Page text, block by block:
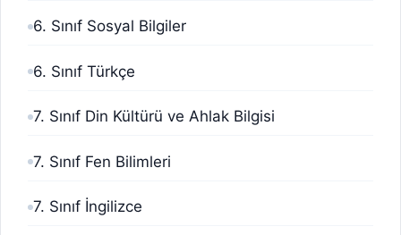
6. Sınıf Sosyal Bilgiler
6. Sınıf Türkçe
7. Sınıf Din Kültürü ve Ahlak Bilgisi
7. Sınıf Fen Bilimleri
7. Sınıf İngilizce